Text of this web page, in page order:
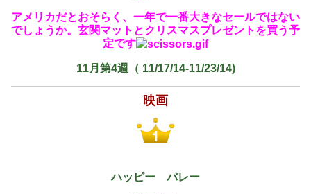
アメリカだとおそらく、一年で一番大きなセールではない
でしょうか。玄関マットとクリスマスプレゼントを買う予
定です
11月第4週（ 11/17/14-11/23/14)
映画
ハッピー バレー